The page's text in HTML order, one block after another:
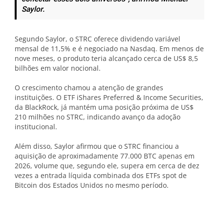
Saylor.
Segundo Saylor, o STRC oferece dividendo variável
mensal de 11,5% e é negociado na Nasdaq. Em menos de
nove meses, o produto teria alcançado cerca de US$ 8,5
bilhões em valor nocional.
O crescimento chamou a atenção de grandes
instituições. O ETF iShares Preferred & Income Securities,
da BlackRock, já mantém uma posição próxima de US$
210 milhões no STRC, indicando avanço da adoção
institucional.
Além disso, Saylor afirmou que o STRC financiou a
aquisição de aproximadamente 77.000 BTC apenas em
2026, volume que, segundo ele, supera em cerca de dez
vezes a entrada líquida combinada dos ETFs spot de
Bitcoin dos Estados Unidos no mesmo período.